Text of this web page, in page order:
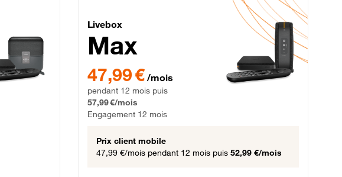
€ par mois, Engagement 12 mois
Livebox Max Fibre
Livebox
Max
47,99 € par mois pendant 12 mois puis 57,99 € par mois,
47,99 € /mois
pendant 12 mois puis
57,99 €/mois
Engagement 12 mois
Prix client mobile
47,99 €/mois pendant 12 mois puis 52,99 €/mois